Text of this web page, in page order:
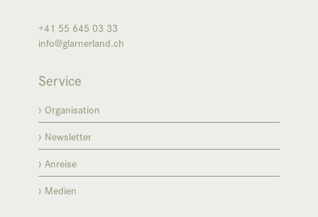
+41 55 645 03 33
info@glarnerland.ch
Service
Organisation
Newsletter
Anreise
Medien